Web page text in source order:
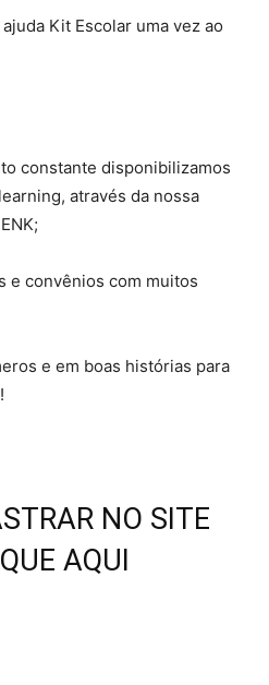
Kit Escolar uma vez ao
constante disponibilizamos
através da nossa
e convênios com muitos
e em boas histórias para
NO SITE
AQUI